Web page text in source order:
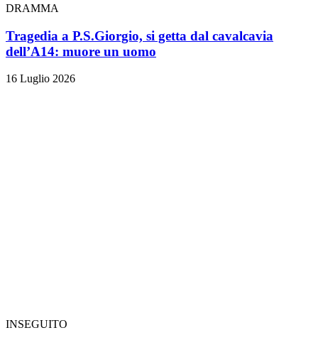
DRAMMA
Tragedia a P.S.Giorgio, si getta dal cavalcavia
dell’A14: muore un uomo
16 Luglio 2026
INSEGUITO